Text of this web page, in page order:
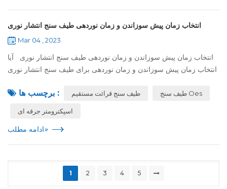
انتخاب زمان پیش سوزاندن و زمان نوردهی طیف سنج انتشار نوری
Mar 04 , 2023
انتخاب زمان پیش سوزاندن و زمان نوردهی طیف سنج انتشار نوری آیا
انتخاب زمان پیش سوزاندن و زمان نوردهی برای طیف سنج انتشار نوری
معرض،...
برچسب ها : طیف سنج قرائت مستقیم طیف سنج Oes
اسپکترومتر جرقه ای
ادامه مطلب»
1 2 3 4 5